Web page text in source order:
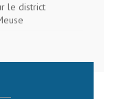
le district